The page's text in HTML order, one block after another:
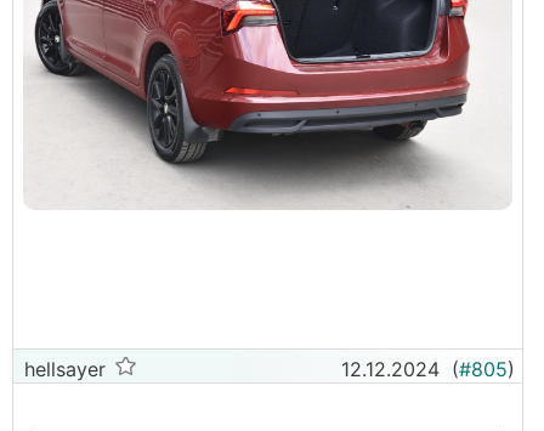
hellsayer 12.12.2024 (#805)